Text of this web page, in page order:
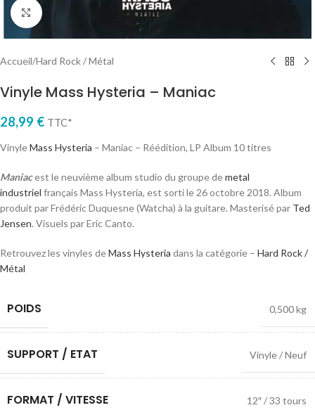
Cliquez pour agrandir
Accueil/Hard Rock / Métal
Vinyle Mass Hysteria – Maniac
28,99 € TTC*
VinyleMass Hysteria – Maniac – Réédition, LP Album 10 titres
Maniacest le neuvième album studio du groupe demetal
industriel français Mass Hysteria, est sorti le 26 octobre 2018. Album
produit par Frédéric Duquesne (Watcha) à la guitare. Masterisé par Ted
Jensen. Visuels par Eric Canto.
Retrouvez les vinyles deMass Hysteria dans la catégorie – Hard Rock /
Métal
POIDS 0,500 kg
SUPPORT / ETAT Vinyle / Neuf
FORMAT / VITESSE 12″ / 33 tours